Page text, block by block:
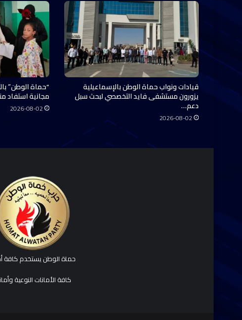
قيادات ونواب حماة الوطن بالإسماعيلية
يزورون مستشفى فايد التخصصي لبحث سبل
دعم…
2026-08-02
“حماة الوطن”
مجانية استفاد منها 280 مواطناً
2026-08-02
حماة الوطن يستخدم كافة
كافة الأمانات النوعية